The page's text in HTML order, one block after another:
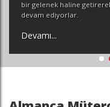
bir gelenek haline
devam ediyorlar.
Devamı...